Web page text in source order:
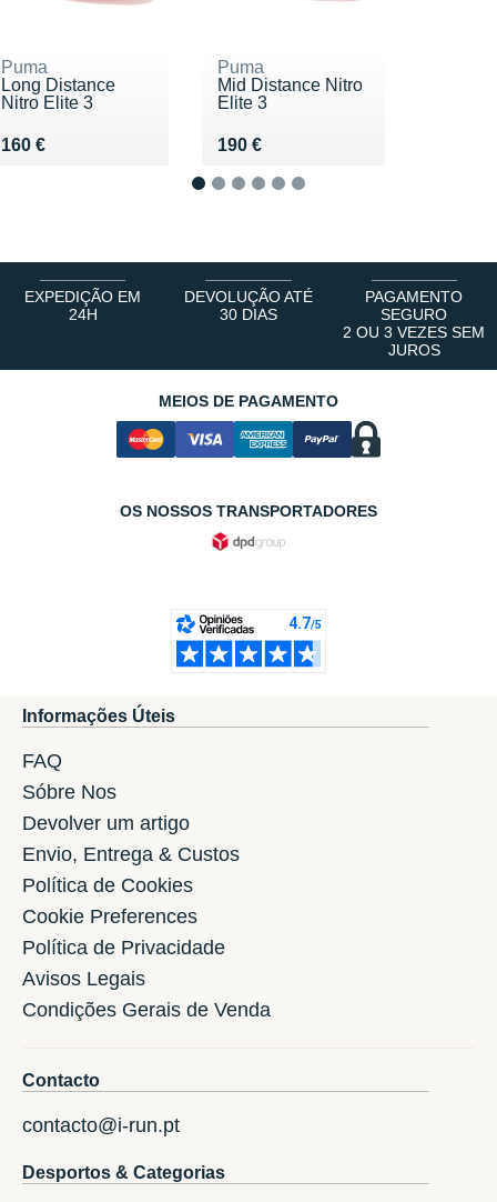
Puma
Long Distance
Nitro Elite 3
160 €
Vendu 160 €
Puma
Mid Distance Nitro
Elite 3
190 €
Vendu 190 €
EXPEDIÇÃO EM
24H
DEVOLUÇÃO ATÉ
30 DIAS
PAGAMENTO
SEGURO
2 OU 3 VEZES SEM
JUROS
MEIOS DE PAGAMENTO
OS NOSSOS TRANSPORTADORES
Informações Úteis
FAQ
Sóbre Nos
Devolver um artigo
Envio, Entrega & Custos
Política de Cookies
Cookie Preferences
Política de Privacidade
Avisos Legais
Condições Gerais de Venda
Contacto
contacto@i-run.pt
Desportos & Categorias